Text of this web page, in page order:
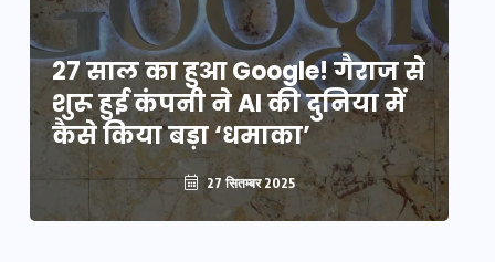
27 साल का हुआ Google! गैराज से
शुरू हुई कंपनी ने AI की दुनिया में
कैसे किया बड़ा ‘धमाका’
27 सितम्बर 2025